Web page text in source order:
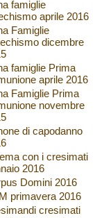
famiglie
aprile 2016
Famiglie
dicembre
famiglie Prima
aprile 2016
Famiglie Prima
novembre
di capodanno
con i cresimati
2016
Domini 2016
primavera 2016
cresimati